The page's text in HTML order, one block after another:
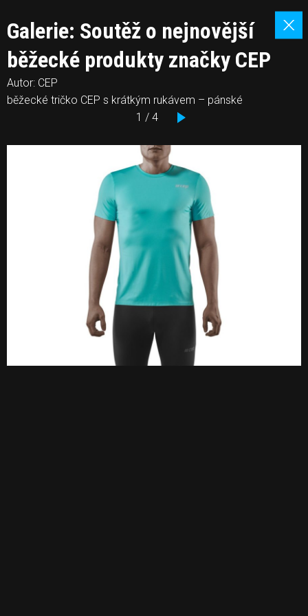
Galerie: Soutěž o nejnovější
běžecké produkty značky CEP
Autor: CEP
běžecké tričko CEP s krátkým rukávem – pánské
1 / 4